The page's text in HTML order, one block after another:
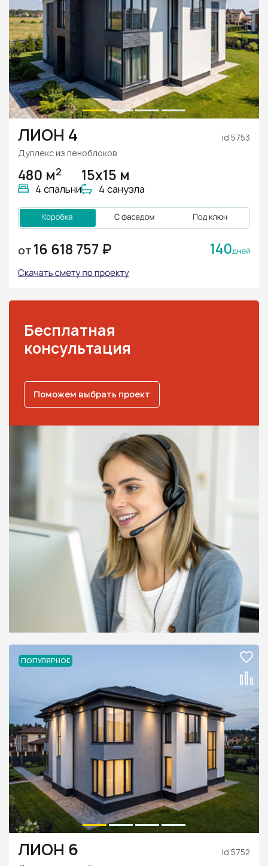
ЛИОН 4 id 5753
Дуплекс из пеноблоков
480 м2
4 спальни
15х15 м
4 санузла
ОТ 16 618 757 ₽ 140
Бесплатная
консультация
Поможем выбрать проект
ЛИОН 6 id 5752
ПОПУЛЯРНОЕ